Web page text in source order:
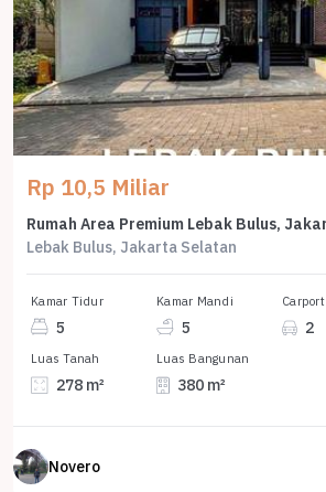
Rp 10,5 Miliar
Lebak Bulus, Jakarta Selatan
Kamar Tidur
5
Kamar Mandi
5
Carport
2
Luas Tanah
278 m²
Luas Bangunan
380 m²
Novero